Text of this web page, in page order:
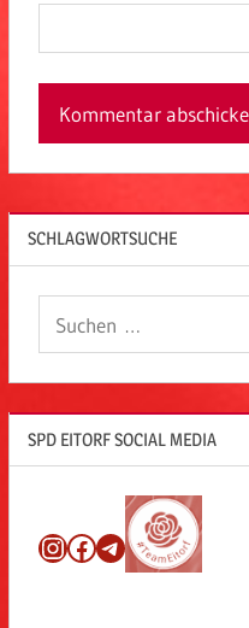
SCHLAGWORTSUCHE
SPD EITORF SOCIAL MEDIA
Instagram
Facebook
Telegram